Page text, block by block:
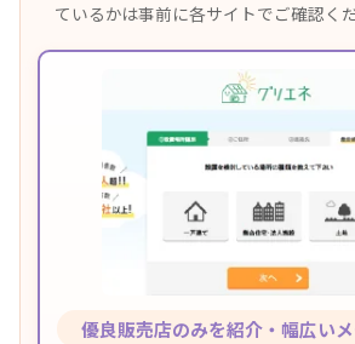
ているかは事前に各サイトでご確認くだ
優良販売店のみを紹介・幅広い